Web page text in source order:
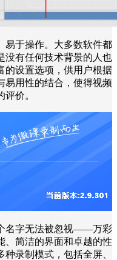
易于操作。大多数软件都
没有任何技术背景的人也
的设置选项，供用户根据
易用性的结合，使得视频
价。
名字无法被忽视——万彩
、简洁的界面和卓越的性
录制模式，包括全屏、